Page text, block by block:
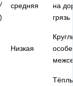
средняя
на
грязь
Низкая